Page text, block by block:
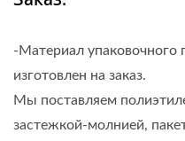
-Материал упаковочного
изготовлен на заказ.
Мы поставляем
застежкой-молнией,